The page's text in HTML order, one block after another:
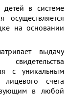
детей в системе
осуществляется
на основании
выдачу
с уникальным
счета
в любой